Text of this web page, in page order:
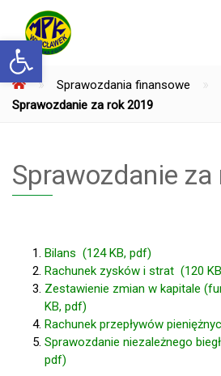
Otwórz pasek
» Sprawozdania finansowe »
Sprawozdanie za rok 2019
Sprawozdanie za
Bilans (124 KB, pdf)
Rachunek zysków i strat (120
Zestawienie zmian w kapitale
KB, pdf)
Rachunek przepływów
Sprawozdanie niezależnego
pdf)